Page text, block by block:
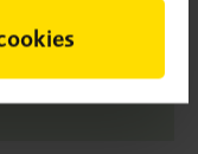
(534 kB)